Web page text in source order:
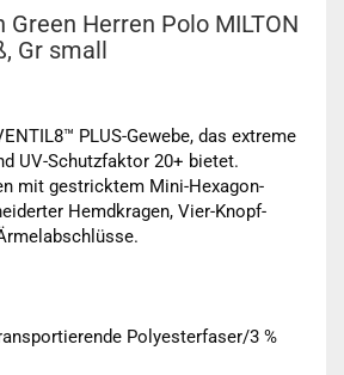
Green Herren Polo MILTON
Gr small
PLUS-Gewebe, das extreme
UV-Schutzfaktor 20+ bietet.
mit gestricktem Mini-Hexagon-
Hemdkragen, Vier-Knopf-
Polyesterfaser/3 %